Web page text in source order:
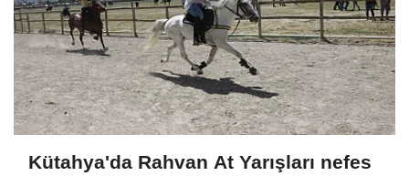
Kütahya'da Rahvan At Yarışları nefes